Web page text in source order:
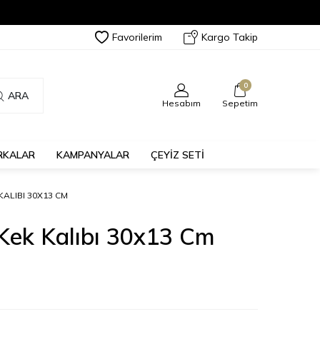
Favorilerim Kargo Takip
ARA
Hesabım
0
Sepetim
KAMPANYALAR ÇEYİZ SETİ
30X13 CM
Kalıbı 30x13 Cm